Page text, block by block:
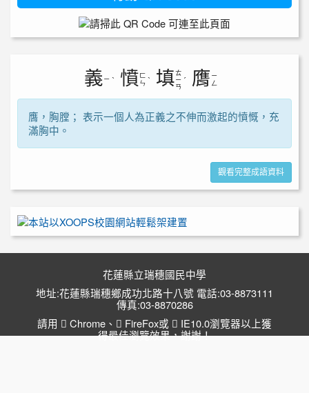
義 ㄧ ˋ 憤 ㄈ
ㄣ ˋ 填ㄊ
ㄧ
ㄢ
ˊ 膺 ㄧ
ㄥ
膺，胸膛； 表示一個人為正義之不伸而激起的憤慨，充
滿胸中。
觀看完整成語資料
花蓮縣立瑞穗國民中學
地址:花蓮縣瑞穗鄉成功北路十八號 電話:03-8873111
傳真:03-8870286
請用
Chrome 、 FireFox或
IE10.0瀏覽器以上獲
得最佳瀏覽效果，謝謝！